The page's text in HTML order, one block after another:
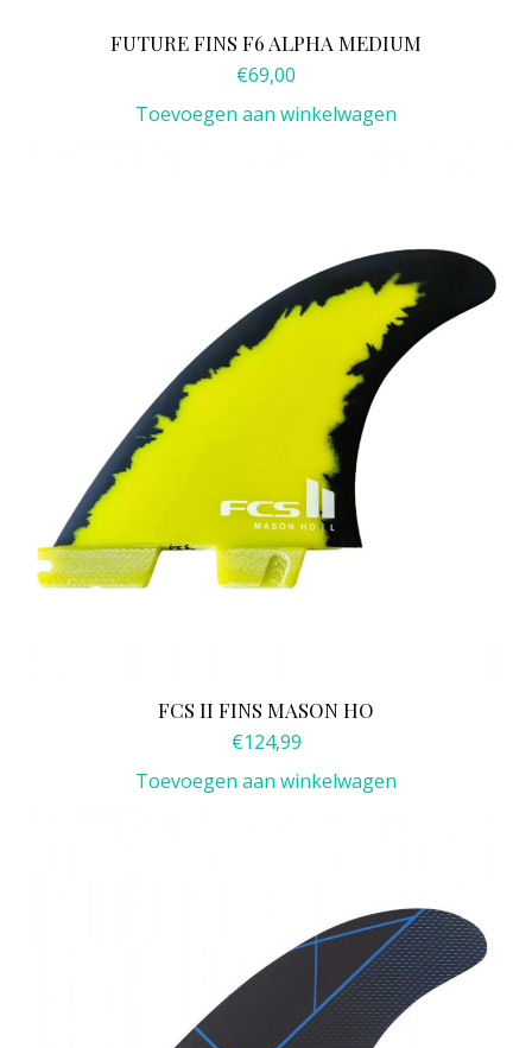
FUTURE FINS F6 ALPHA MEDIUM
€69,00
Toevoegen aan winkelwagen
FCS II FINS MASON HO
€124,99
Toevoegen aan winkelwagen